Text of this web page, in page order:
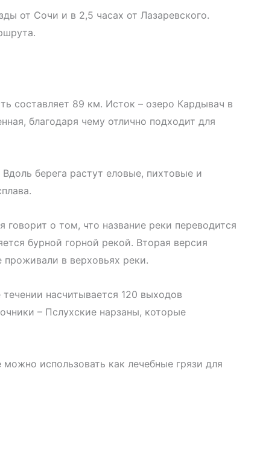
от Сочи и в 2,5 часах от Лазаревского.
составляет 89 км. Исток – озеро Кардывач в
благодаря чему отлично подходит для
берега растут еловые, пихтовые и
о том, что название реки переводится
бурной горной рекой. Вторая версия
в верховьях реки.
насчитывается 120 выходов
– Пслухские нарзаны, которые
использовать как лечебные грязи для